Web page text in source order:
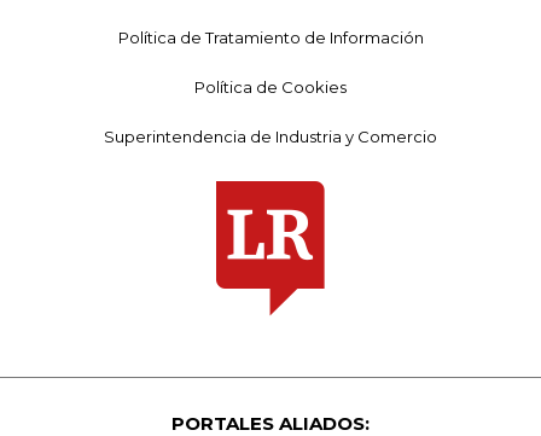
Política de Tratamiento de Información
Política de Cookies
Superintendencia de Industria y Comercio
PORTALES ALIADOS: